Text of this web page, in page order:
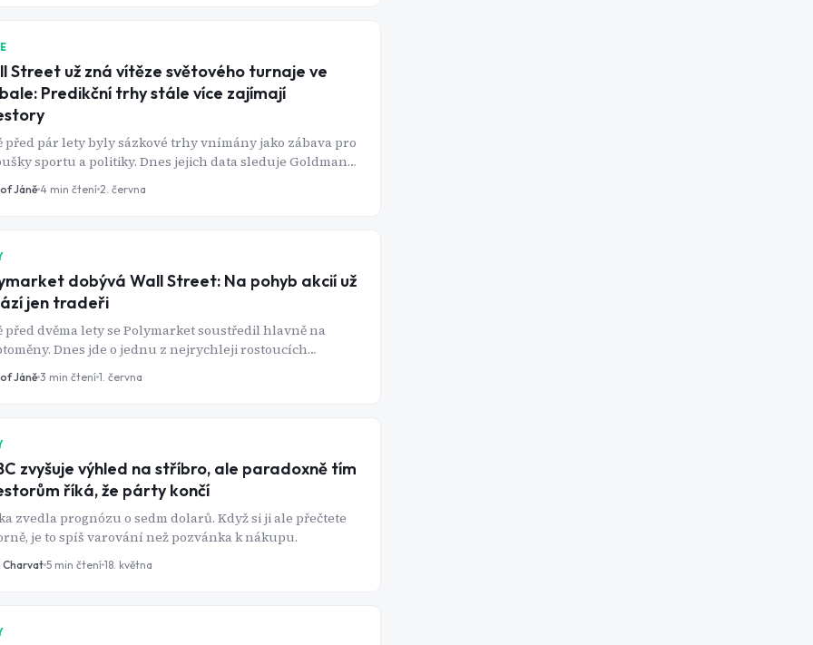
Street už zná vítěze světového turnaje ve
Predikční trhy stále více zajímají
před pár lety byly sázkové trhy vnímány jako zábava pro
sportu a politiky. Dnes jejich data sleduje Goldman
hedge fondy i investoři na Wall Street. Predikční
začínají nabízet něco, co tradiční analytici často
Jáně4 min čtení 2. června
dobývá Wall Street: Na pohyb akcií už
jen tradeři
před dvěma lety se Polymarket soustředil hlavně na
Dnes jde o jednu z nejrychleji rostoucích
na které lidé obchodují pravděpodobnosti
událostí. A stále častěji nejde o politiku ani sport.
bank.
Jáně3 min čtení 1. června
zvyšuje výhled na stříbro, ale paradoxně tím
říká, že párty končí
zvedla prognózu o sedm dolarů. Když si ji ale přečtete
je to spíš varování než pozvánka k nákupu.
Charvat 5 min čtení 18. května